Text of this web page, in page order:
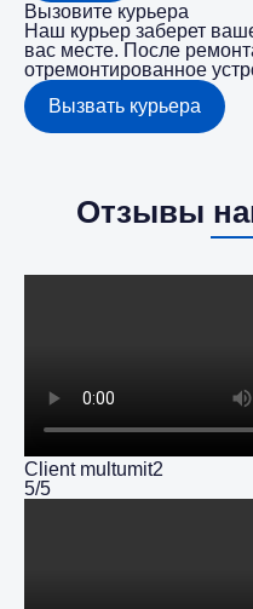
Вызовите курьера
Наш курьер заберет
вас месте. После
отремонтированное
Вызвать курьера
Отзывы
Client multumit2
5/5